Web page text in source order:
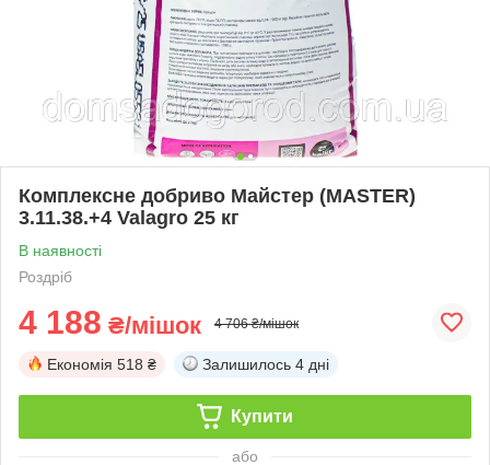
Комплексне добриво Майстер (MASTER)
3.11.38.+4 Valagro 25 кг
В наявності
Роздріб
4 188 ₴/мішок 4 706 ₴/мішок
Економія 518 ₴ Залишилось 4 дні
Купити
або